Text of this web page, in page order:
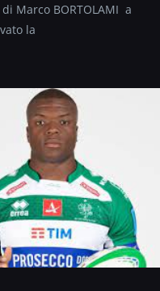
Marco BORTOLAMI a
la